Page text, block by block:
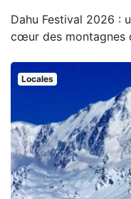
Dahu Festival 2026 :
cœur des montagnes
Locales